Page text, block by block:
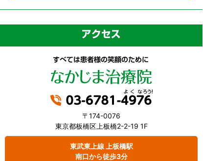
〒174-0076
東京都板橋区上板橋2-2-19 1F
東武東上線 上板橋駅
南口から徒歩3分